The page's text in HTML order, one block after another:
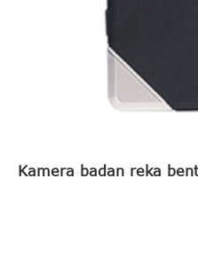
Kamera badan reka